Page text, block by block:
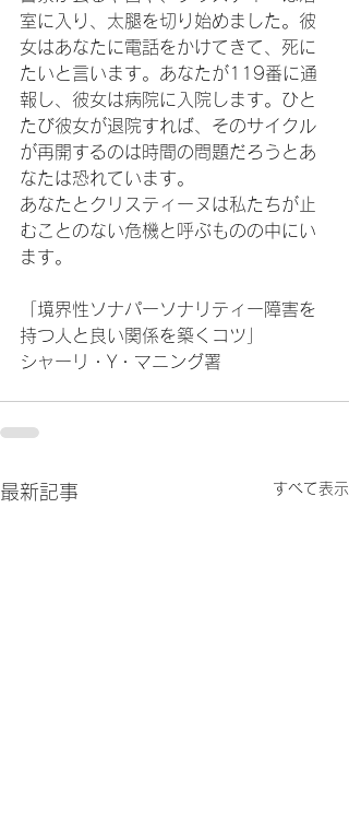
室に入り、太腿を切り始めました。彼
女はあなたに電話をかけてきて、死に
たいと言います。あなたが119番に通
報し、彼女は病院に入院します。ひと
たび彼女が退院すれば、そのサイクル
が再開するのは時間の問題だろうとあ
なたは恐れています。
あなたとクリスティーヌは私たちが止
むことのない危機と呼ぶものの中にい
ます。
「境界性ソナパーソナリティー障害を
持つ人と良い関係を築くコツ」
シャーリ・Y・マニング署
最新記事 すべて表示